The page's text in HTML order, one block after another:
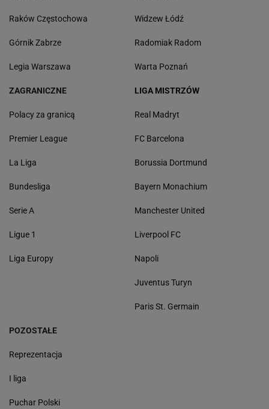
Raków Częstochowa
Górnik Zabrze
Legia Warszawa
Widzew Łódź
Radomiak Radom
Warta Poznań
ZAGRANICZNE
Polacy za granicą
Premier League
La Liga
Bundesliga
Serie A
Ligue 1
Liga Europy
LIGA MISTRZÓW
Real Madryt
FC Barcelona
Borussia Dortmund
Bayern Monachium
Manchester United
Liverpool FC
Napoli
Juventus Turyn
Paris St. Germain
POZOSTAŁE
Reprezentacja
I liga
Puchar Polski